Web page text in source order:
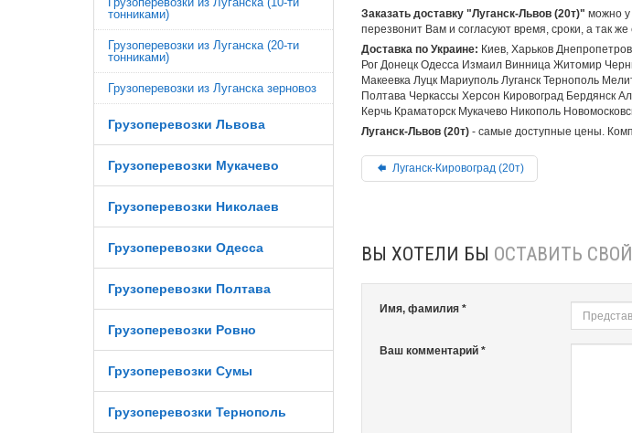
тонниками)
Грузоперевозки из Луганска (20-ти
тонниками)
Грузоперевозки из Луганска зерновоз
Грузоперевозки Львова
Грузоперевозки Мукачево
Грузоперевозки Николаев
Грузоперевозки Одесса
Грузоперевозки Полтава
Грузоперевозки Ровно
Грузоперевозки Сумы
Грузоперевозки Тернополь
Заказать доставку "Луганск-Львов (20т)" можно у
перезвонит Вам и согласуют время, сроки, а так же
Доставка по Украине: Киев, Харьков
Рог Донецк Одесса Измаил Винница Житомир
Макеевка Луцк Мариуполь Луганск Тернополь
Полтава Черкассы Херсон Кировоград Бердянск
Керчь Краматорск Мукачево Никополь
Луганск-Львов (20т)- самые доступные цены.
Луганск-Кировоград (20т)
ВЫ ХОТЕЛИ БЫ ОСТАВИТЬ
Имя, фамилия *
Ваш комментарий *